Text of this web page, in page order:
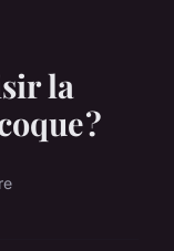
la
?